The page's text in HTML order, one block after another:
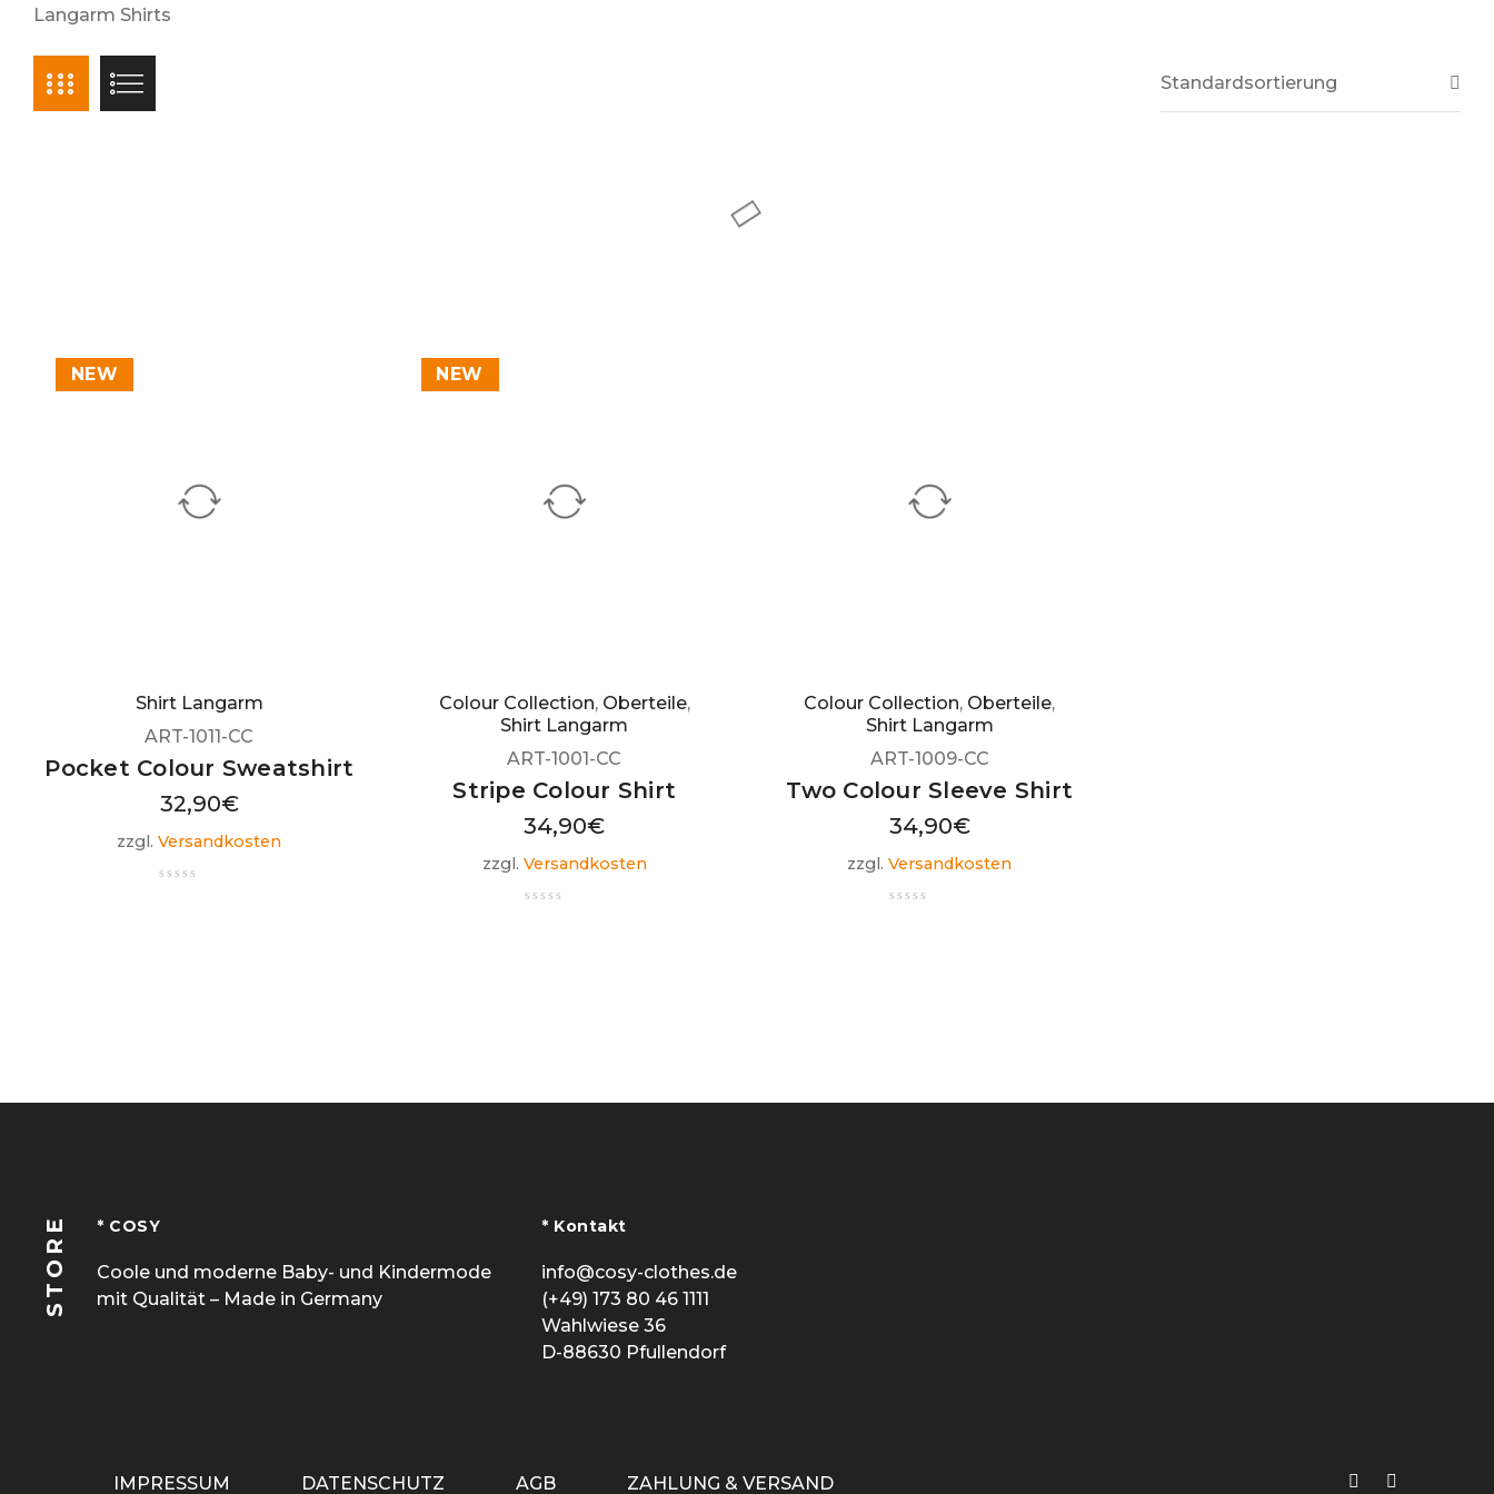
Langarm Shirts
Standardsortierung
NEW
Shirt Langarm
ART-1011-CC
Pocket Colour Sweatshirt
32,90€
zzgl.Versandkosten
NEW
Colour Collection, Oberteile,
Shirt Langarm
ART-1001-CC
Stripe Colour Shirt
34,90€
zzgl. Versandkosten
Colour Collection, Oberteile,
Shirt Langarm
ART-1009-CC
Two Colour Sleeve Shirt
34,90€
zzgl.Versandkosten
STORE * COSY
Coole und moderne Baby- und Kindermode
mit Qualität – Made in Germany
* Kontakt
info@cosy-clothes.de
(+49) 173 80 46 1111
Wahlwiese 36
D-88630 Pfullendorf
IMPRESSUM DATENSCHUTZ AGB ZAHLUNG & VERSAND